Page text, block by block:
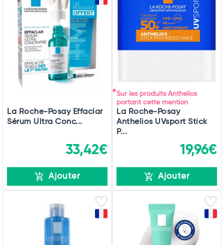
La Roche-Posay Effaclar
Sérum Ultra Conc...
33,42€
Ajouter
Sur les produits Anthelios
portant cette mention
La Roche-Posay
Anthelios UVsport Stick
P...
19,96€
Ajouter